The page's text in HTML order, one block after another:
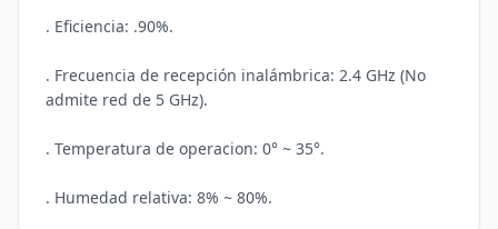
. Eficiencia: .90%.
. Frecuencia de recepción inalámbrica: 2.4 GHz (No
admite red de 5 GHz).
. Temperatura de operacion: 0° ~ 35°.